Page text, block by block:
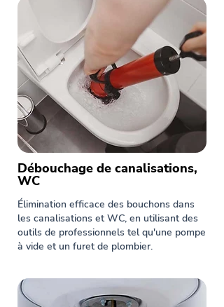
Débouchage de canalisations,
WC
Élimination efficace des bouchons dans
les canalisations et WC, en utilisant des
outils de professionnels tel qu'une pompe
à vide et un furet de plombier.